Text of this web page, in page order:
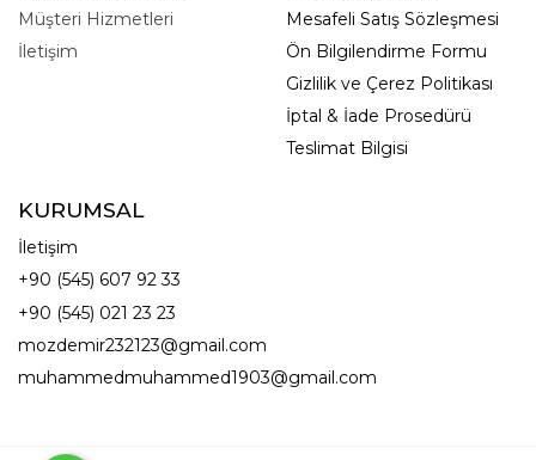
Müşteri Hizmetleri
İletişim
Mesafeli Satış Sözleşmesi
Ön Bilgilendirme Formu
Gizlilik ve Çerez Politikası
İptal & İade Prosedürü
Teslimat Bilgisi
KURUMSAL
İletişim
+90 (545) 607 92 33
+90 (545) 021 23 23
mozdemir232123@gmail.com
muhammedmuhammed1903@gmail.com